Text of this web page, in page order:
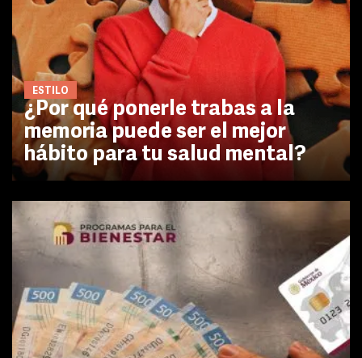
ESTILO
¿Por qué ponerle trabas a la
memoria puede ser el mejor
hábito para tu salud mental?